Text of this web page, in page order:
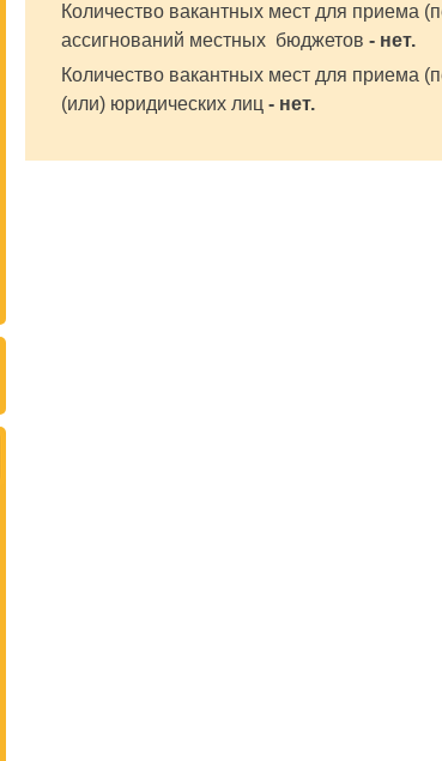
Количество вакантных мест для приема
ассигнований местных бюджетов - нет.
Количество вакантных мест для приема
(или) юридических лиц - нет.